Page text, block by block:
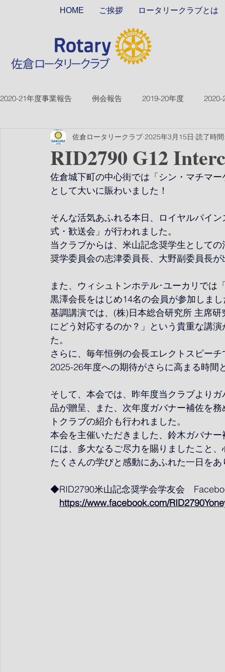
HOME ご挨拶 ロータリークラブとは
2020-21年度事業報告 例会報告 2019-20年度 2020-
2018-19ver2 2017-18ver2 2021-22年度
2026-27年度
RID2790 G12
佐倉ロータリークラブ 2025年3月15日 読了時
佐倉城下町の中心街では「シン・マチマ
として大いに賑わいました！
そんな活気あふれる本日、ロイヤルパイ
式・歓送会」が行われました。
当クラブからは、米山記念奨学生として
奨学委員会の志津委員長、大野副委員長
また、ウィシュトンホテル･ユーカリでは
黒澤会長をはじめ14名の会員が参加しま
基調講演では、(株)日本総合研究所 主席
にどう対応するのか？」という貴重な講
た。
さらに、毎年恒例の会長エレクトスピー
2025-26年度への期待がさらに高まる時間
そして、本会では、昨年度当クラブより
品が贈呈、また、次年度ガバナー補佐を
トクラブの紹介も行われました。
本会を主催いただきました、鈴木ガバナ
には、多大なるご尽力を賜りましたこと
たくさんの学びと感動にあふれた一日を
◆RID2790米山記念奨学会学友会　
https://www.facebook.com/